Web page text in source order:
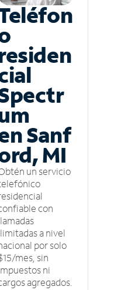
Sanf
MI
un servicio
con
a nivel
por solo
mes, sin
ni
agregados.